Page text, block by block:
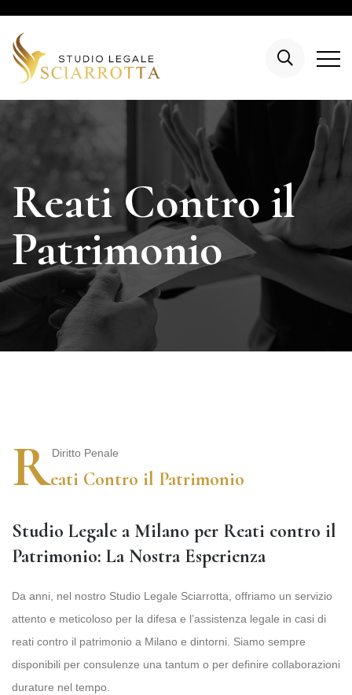
Reati Contro il
Patrimonio
Diritto Penale
Reati Contro il Patrimonio
Studio Legale a Milano per Reati contro il
Patrimonio: La Nostra Esperienza
Da anni, nel nostro Studio Legale Sciarrotta, offriamo un servizio
attento e meticoloso per la difesa e l’assistenza legale in casi di
reati contro il patrimonio a Milano e dintorni. Siamo sempre
disponibili per consulenze una tantum o per definire collaborazioni
durature nel tempo.